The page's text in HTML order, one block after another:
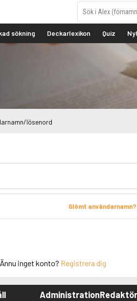
sökning Deckarlexikon Quiz
lösenord
Glömt användarnamn?
Ännu inget konto? Registrera dig
Administration